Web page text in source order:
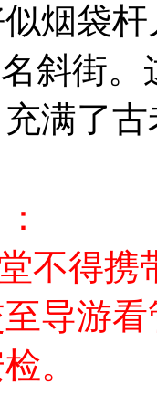
烟袋
斜街
满了
不得
导游
。